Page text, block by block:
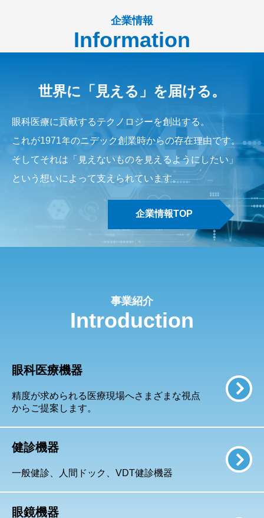
企業情報
Information
世界に「見える」を届ける。
眼科医療に貢献するテクノロジーを創出する。
これが1971年のニデック創業時からの存在理由です。
そしてそれは「見えないものを見えるようにしたい」
という想いによって支えられています。
企業情報TOP
事業紹介
Introduction
眼科医療機器
精度が求められる医療現場へさまざまな視点
からご提案します。
健診機器
一般健診、人間ドック、VDT健診機器
眼鏡機器